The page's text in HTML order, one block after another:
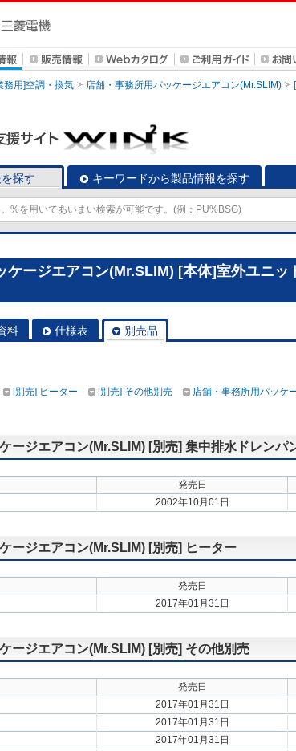
務用]空調・換気 店舗・事務所用パッケージエアコン(Mr.SLIM)
探す キーワードから製品情報を探す
ケージエアコン(Mr.SLIM) [本体]室外ユニッ
料 仕様表 別売品
[別売] ヒーター [別売] その他別売
店舗・事務所用パッケ
ージエアコン(Mr.SLIM) [別売] 集中排水ドレンパ
発売日
2002年10月01日
ージエアコン(Mr.SLIM) [別売] ヒーター
発売日
2017年01月31日
ージエアコン(Mr.SLIM) [別売] その他別売
発売日
2017年01月31日
2017年01月31日
2017年01月31日